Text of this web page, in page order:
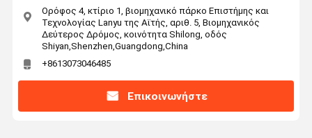
Ορόφος 4, κτίριο 1, βιομηχανικό πάρκο Επιστήμης και
Τεχνολογίας Lanyu της Αϊτής, αριθ. 5, Βιομηχανικός
Δεύτερος Δρόμος, κοινότητα Shilong, οδός
Shiyan,Shenzhen,Guangdong,China
+8613073046485
Επικοινωνήστε